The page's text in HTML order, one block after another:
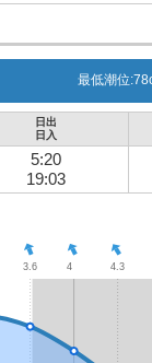
最低潮位:78
日出
日入
5:20
19:03